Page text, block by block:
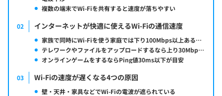
複数の端末でWi-Fiを共有すると速度が落ちやすい
02 インターネットが快適に使えるWi-Fiの通信速度
家族で同時にWi-Fiを使う家庭では下り100Mbps以上あると安心
テレワークやファイルをアップロードするなら上り30Mbps以上
オンラインゲームをするならPing値30ms以下が目安
03 Wi-Fiの速度が遅くなる4つの原因
壁・天井・家具などでWi-Fiの電波が遮られている